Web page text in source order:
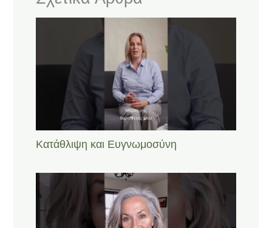
Κατάθλιψη και Ευγνωμοσύνη